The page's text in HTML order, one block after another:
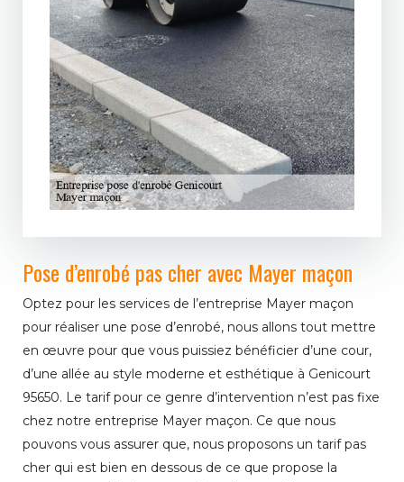
Pose d’enrobé pas cher avec Mayer maçon
Optez pour les services de l’entreprise Mayer maçon
pour réaliser une pose d’enrobé, nous allons tout mettre
en œuvre pour que vous puissiez bénéficier d’une cour,
d’une allée au style moderne et esthétique à Genicourt
95650. Le tarif pour ce genre d’intervention n’est pas fixe
chez notre entreprise Mayer maçon. Ce que nous
pouvons vous assurer que, nous proposons un tarif pas
cher qui est bien en dessous de ce que propose la